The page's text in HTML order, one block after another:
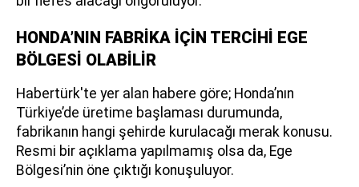
HONDA’NIN FABRİKA İÇİN TERCİHİ EGE
BÖLGESİ OLABİLİR
Habertürk'te yer alan habere göre; Honda’nın
Türkiye’de üretime başlaması durumunda,
fabrikanın hangi şehirde kurulacağı merak konusu.
Resmi bir açıklama yapılmamış olsa da, Ege
Bölgesi’nin öne çıktığı konuşuluyor.